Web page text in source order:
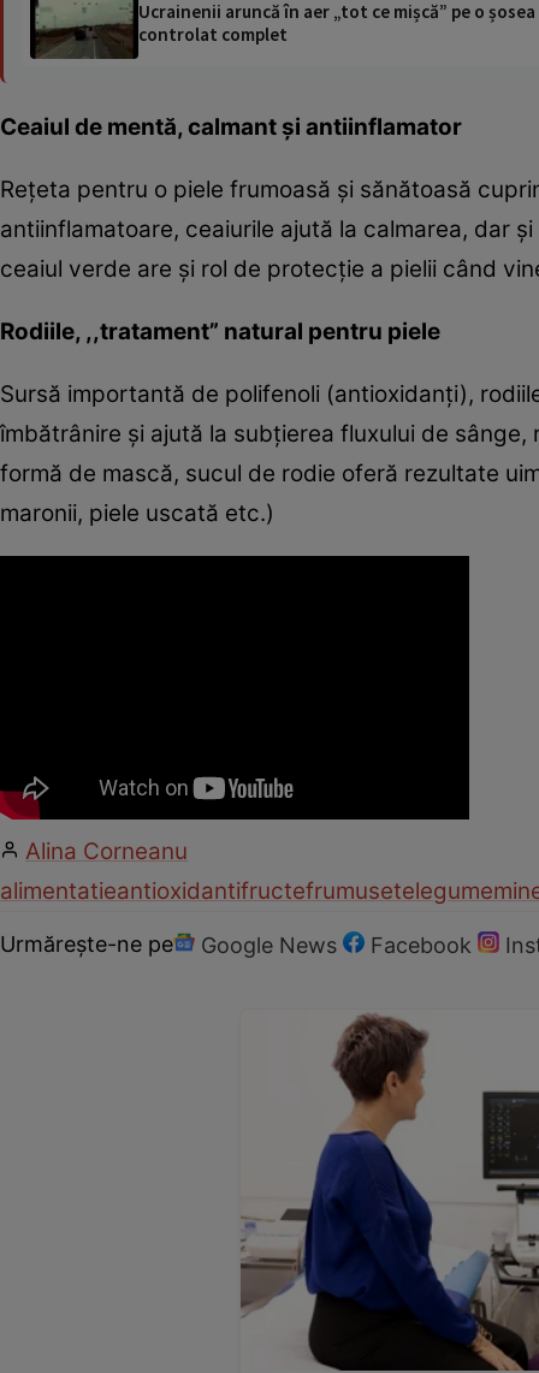
Ucrainenii aruncă în aer „tot ce mișcă” pe o
controlat complet
Ceaiul de mentă, calmant şi antiinflamator
Reţeta pentru o piele frumoasă şi sănătoasă
antiinflamatoare, ceaiurile ajută la calmarea, dar
ceaiul verde are şi rol de protecţie a pielii când
Rodiile, ,,tratament” natural pentru piele
Sursă importantă de polifenoli (antioxidanţi),
îmbătrânire şi ajută la subţierea fluxului de
formă de mască, sucul de rodie oferă rezultate
maronii, piele uscată etc.)
Alina Corneanu
alimentatieantioxidantifructefrumusetelegume
Urmărește-ne pe Google News Facebook